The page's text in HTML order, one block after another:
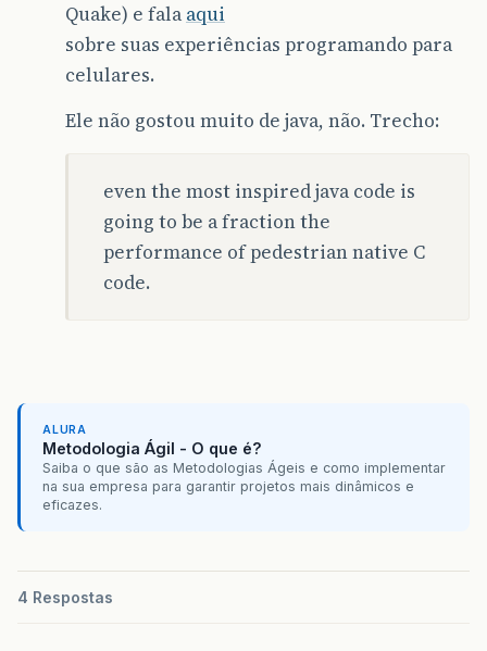
Quake) e fala aqui
sobre suas experiências programando para
celulares.
Ele não gostou muito de java, não. Trecho:
even the most inspired java code is
going to be a fraction the
performance of pedestrian native C
code.
ALURA
Metodologia Ágil - O que é?
Saiba o que são as Metodologias Ágeis e como implementar
na sua empresa para garantir projetos mais dinâmicos e
eficazes.
4 Respostas